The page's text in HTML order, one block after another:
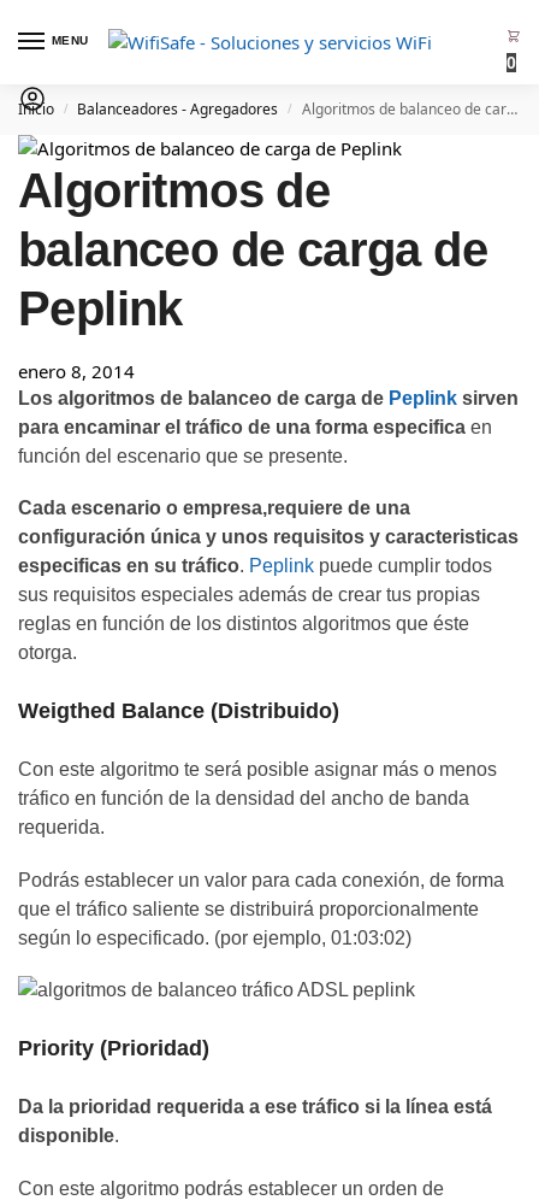
MENU
0
Inicio / Balanceadores - Agregadores / Algoritmos de balanceo de carga de Peplink
Algoritmos de
balanceo de carga de
Peplink
enero 8, 2014
Los algoritmos de balanceo de carga de Peplink sirven
para encaminar el tráfico de una forma especifica en
función del escenario que se presente.
Cada escenario o empresa,requiere de una
configuración única y unos requisitos y caracteristicas
especificas en su tráfico. Peplink puede cumplir todos
sus requisitos especiales además de crear tus propias
reglas en función de los distintos algoritmos que éste
otorga.
Weigthed Balance (Distribuido)
Con este algoritmo te será posible asignar más o menos
tráfico en función de la densidad del ancho de banda
requerida.
Podrás establecer un valor para cada conexión, de forma
que el tráfico saliente se distribuirá proporcionalmente
según lo especificado. (por ejemplo, 01:03:02)
Priority (Prioridad)
Da la prioridad requerida a ese tráfico si la línea está
disponible.
Con este algoritmo podrás establecer un orden de